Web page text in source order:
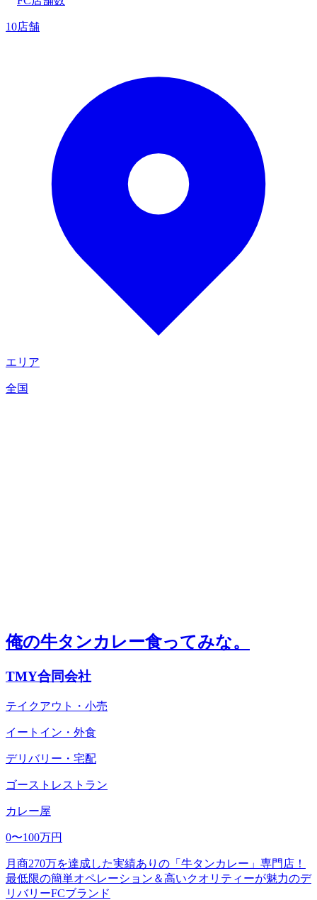
10店舗
エリア
全国
俺の牛タンカレー食ってみな。
TMY合同会社
テイクアウト・小売
イートイン・外食
デリバリー・宅配
ゴーストレストラン
カレー屋
0〜100万円
月商270万を達成した実績ありの「牛タンカレー」専門店！
最低限の簡単オペレーション＆高いクオリティーが魅力のデ
リバリーFCブランド